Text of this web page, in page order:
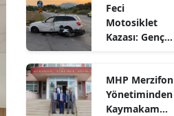
Burdur
Çanakkale
Çankırı
Feci
Motosiklet
Kazası: Genç
Kaybetti
MHP Merzifon
Yönetiminden
Kaymakam